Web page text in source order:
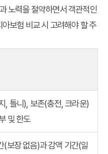
노력을 절약하면서 객관적인
보험 비교 시 고려해야 할 주
, 틀니), 보존(충전, 크라운)
및 한도
(보장 없음)과 감액 기간(일